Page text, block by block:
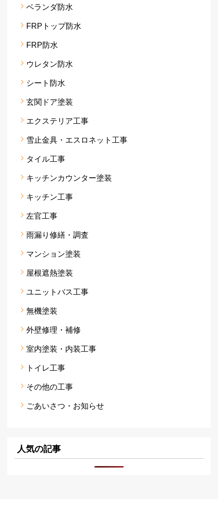
ベランダ防水
FRPトップ防水
FRP防水
ウレタン防水
シート防水
玄関ドア塗装
エクステリア工事
雪止金具・エスロネット工事
タイル工事
キッチンカウンター塗装
キッチン工事
左官工事
雨漏り修繕・調査
マンション塗装
屋根遮熱塗装
ユニットバス工事
無機塗装
外壁修理・補修
室内塗装・内装工事
トイレ工事
その他の工事
ごあいさつ・お知らせ
人気の記事